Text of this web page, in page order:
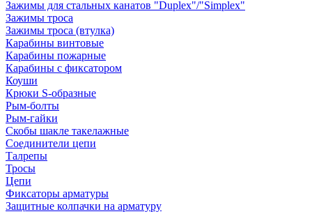
Зажимы для стальных канатов "Duplex"/"Simplex"
Зажимы троса
Зажимы троса (втулка)
Карабины винтовые
Карабины пожарные
Карабины с фиксатором
Коуши
Крюки S-образные
Рым-болты
Рым-гайки
Скобы шакле такелажные
Соединители цепи
Талрепы
Тросы
Цепи
Фиксаторы арматуры
Защитные колпачки на арматуру